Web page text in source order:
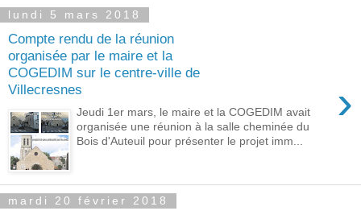
lundi 5 mars 2018
Compte rendu de la réunion
organisée par le maire et la
COGEDIM sur le centre-ville de
Villecresnes
›
Jeudi 1er mars, le maire et la COGEDIM avait
organisée une réunion à la salle cheminée du
Bois d'Auteuil pour présenter le projet imm...
mardi 20 février 2018